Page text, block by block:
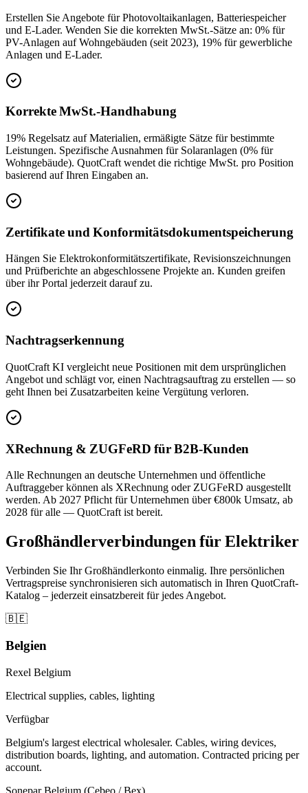
Erstellen Sie Angebote für Photovoltaikanlagen, Batteriespeicher
und E-Lader. Wenden Sie die korrekten MwSt.-Sätze an: 0% für
PV-Anlagen auf Wohngebäuden (seit 2023), 19% für gewerbliche
Anlagen und E-Lader.
Korrekte MwSt.-Handhabung
19% Regelsatz auf Materialien, ermäßigte Sätze für bestimmte
Leistungen. Spezifische Ausnahmen für Solaranlagen (0% für
Wohngebäude). QuotCraft wendet die richtige MwSt. pro Position
basierend auf Ihren Eingaben an.
Zertifikate und Konformitätsdokumentspeicherung
Hängen Sie Elektrokonformitätszertifikate, Revisionszeichnungen
und Prüfberichte an abgeschlossene Projekte an. Kunden greifen
über ihr Portal jederzeit darauf zu.
Nachtragserkennung
QuotCraft KI vergleicht neue Positionen mit dem ursprünglichen
Angebot und schlägt vor, einen Nachtragsauftrag zu erstellen — so
geht Ihnen bei Zusatzarbeiten keine Vergütung verloren.
XRechnung & ZUGFeRD für B2B-Kunden
Alle Rechnungen an deutsche Unternehmen und öffentliche
Auftraggeber können als XRechnung oder ZUGFeRD ausgestellt
werden. Ab 2027 Pflicht für Unternehmen über €800k Umsatz, ab
2028 für alle — QuotCraft ist bereit.
Großhändlerverbindungen für Elektriker
Verbinden Sie Ihr Großhändlerkonto einmalig. Ihre persönlichen
Vertragspreise synchronisieren sich automatisch in Ihren QuotCraft-
Katalog – jederzeit einsatzbereit für jedes Angebot.
🇧🇪
Belgien
Rexel Belgium
Electrical supplies, cables, lighting
Verfügbar
Belgium's largest electrical wholesaler. Cables, wiring devices,
distribution boards, lighting, and automation. Contracted pricing per
account.
Sonepar Belgium (Cebeo / Bex)